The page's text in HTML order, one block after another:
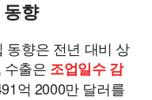
동향
동향은 전년 대비 상
수출은 조업일수 감
억 2000만 달러를